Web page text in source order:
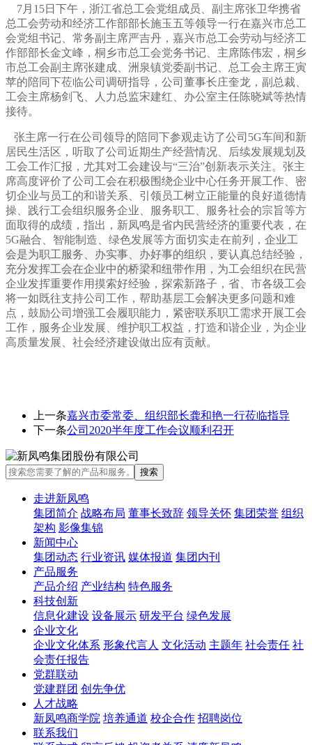
7月15日下午， 浙江省总工会党组成员、副主席张卫华携省
总工会劳动和经济工作部部长施玉五等领导一行在嘉兴市总工
会党组书记、常务副主席严吉丹，嘉兴市总工会劳动与经济工
作部部长金文峰，桐乡市总工会党务书记、主席陈伟宏，桐乡
市总工会副主席张建成、洲泉镇党委副书记、总工会主席王寅
苹的陪同下莅临公司调研指导，公司董事长庄奎龙，副总裁、
工会主席杨剑飞、人力总监宋建红、办公室主任陈晓斌等热情
接待。
张主席一行在公司领导的陪同下参观走访了公司5G车间和新
居民生活区，听取了公司近期生产经营情况、后续发展规划及
工会工作汇报， 尤其对工会建设与“三治”创新表示关注。张主
席高度评价了公司工会在积极围绕企业中心任务开展工作、密
切企业与员工的和谐关系、引领员工树立正能量的良好道德情
操、践行工会组织服务企业、服务职工、服务社会的宗旨等方
面取得的成绩，指出，新凤鸣是省内民营经济的重要代表，在
5G融合、智能制造、绿色发展等方面切实走在前列， 企业工
会是为职工服务、办实事、办好事的组织， 要认真总结经验，
充分发挥工会在企业中的桥梁和纽带作用， 为工会组织在民营
企业发挥重要作用摸索好经验，探索新路子，省、市各级工会
将一如既往支持公司工作，帮助基层工会解决更多问题和难
点，鼓励公司增强工会履职能力，紧密联系职工需求开展工会
工作，服务企业发展、维护职工权益，打造和谐企业，为企业
高质量发展、社会经济建设做出应有贡献。
上一条嘉兴市委常委、组织部长龚和艳一行莅临指导
下一条公司2020半年度工作会议顺利召开
走进新凤鸣
集团简介 战略布局 董事长致辞 领导关怀 集团荣誉 组织
架构 影像集锦
新闻中心
集团动态 行业资讯 媒体报道 集团内刊
产品服务
产品介绍 产业结构 特色服务
科技创新
信息化建设 设备展示 研发平台 绿色发展
企业文化
企业文化体系 形象代言人 文化活动 主题年 社会责任 社
会责任报告
党群联动
党建群团 创先争优
人才战略
新凤鸣商学院 培养通道 校企合作 招聘岗位
联系我们